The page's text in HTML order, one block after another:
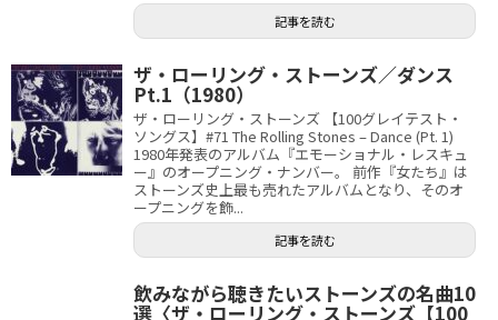
記事を読む
ザ・ローリング・ストーンズ／ダンス
Pt.1（1980）
ザ・ローリング・ストーンズ 【100グレイテスト・
ソングス】#71 The Rolling Stones – Dance (Pt. 1)
1980年発表のアルバム『エモーショナル・レスキュ
ー』のオープニング・ナンバー。 前作『女たち』は
ストーンズ史上最も売れたアルバムとなり、そのオ
ープニングを飾...
記事を読む
飲みながら聴きたいストーンズの名曲10
選〈ザ・ローリング・ストーンズ【100